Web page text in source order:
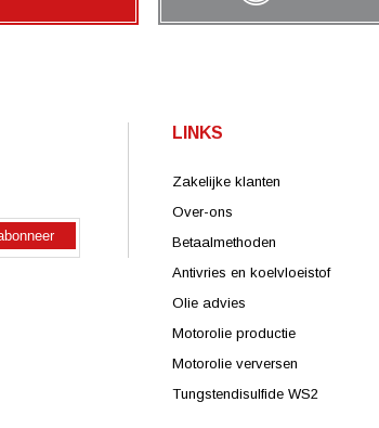
LINKS
Zakelijke klanten
Over-ons
Betaalmethoden
Antivries en koelvloeistof
Olie advies
Motorolie productie
Motorolie verversen
Tungstendisulfide WS2